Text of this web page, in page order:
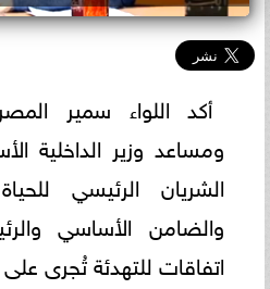
أكد اللواء سمير
ومساعد وزير الداخلية
الشريان الرئيسي
والضامن الأساسي
اتفاقات للتهدئة تُجرى